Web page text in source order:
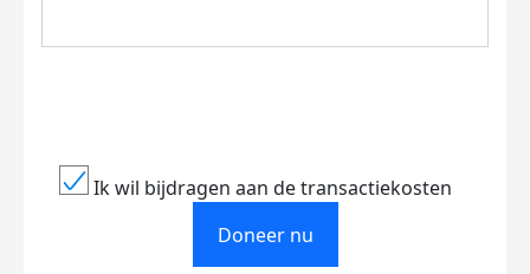
Ik wil bijdragen aan de transactiekosten
Doneer nu